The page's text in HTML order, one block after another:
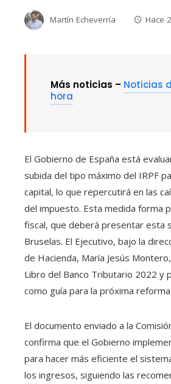
Martín Echeverría Hace
Más noticias – Noticias
hora
El Gobierno de España está
subida del tipo máximo del IRPF
capital, lo que repercutirá en las
del impuesto. Esta medida forma
fiscal, que deberá presentar esta
Bruselas. El Ejecutivo, bajo la
de Hacienda, María Jesús
Libro del Banco Tributario 2022 y
como guía para la próxima
El documento enviado a la
confirma que el Gobierno
para hacer más eficiente el
los ingresos, siguiendo las